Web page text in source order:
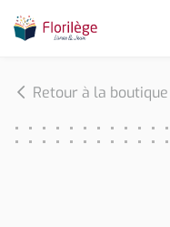
Retour à la boutique